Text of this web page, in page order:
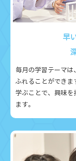
早
毎月の学習テーマ
ふれることができま
学ぶことで、興味を
ます。